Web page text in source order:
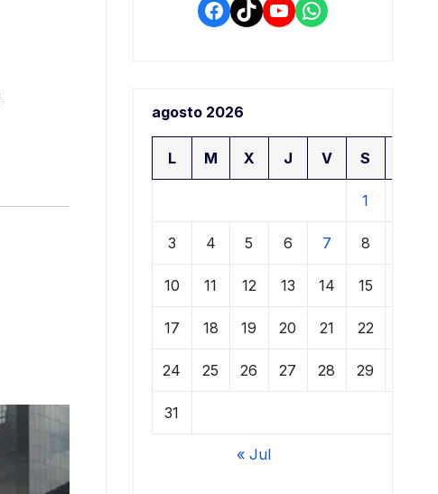
Facebook
TikTokYouTube
WhatsApp
agosto 2026
L M X J V S
1
3 4 5 6 7 8
10 11 12 13 14 15
17 18 19 20 21 22
24 25 26 27 28 29
31
« Jul